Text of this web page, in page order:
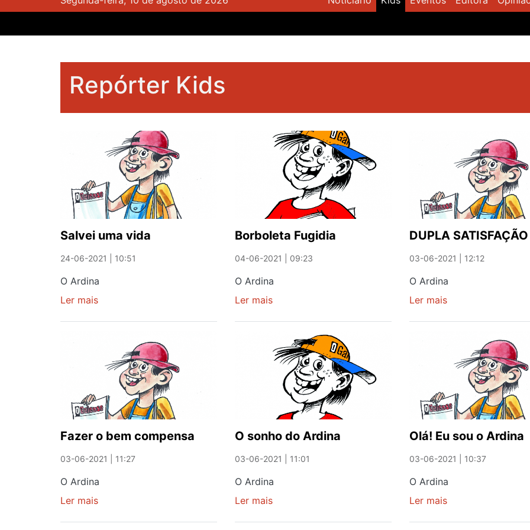
Repórter Kids
Salvei uma vida
24-06-2021 | 10:51
O Ardina
Ler mais
Borboleta Fugidia
04-06-2021 | 09:23
O Ardina
Ler maissobre
DUPLA SATISFAÇÃO
03-06-2021 | 12:12
O Ardina
Ler maissobre
Fazer o bem compensa
03-06-2021 | 11:27
O Ardina
Ler mais
O sonho do Ardina
03-06-2021 | 11:01
O Ardina
Ler maissobre
Olá! Eu sou o Ardina
03-06-2021 | 10:37
O Ardina
Ler maissobre